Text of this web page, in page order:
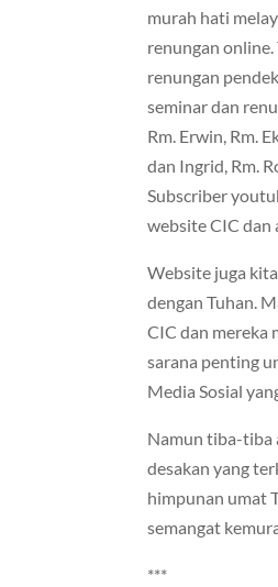
murah hati
renungan
renungan
seminar dan
Rm. Erwin, Rm.
dan Ingrid, Rm.
Subscriber
website CIC dan
Website juga
dengan Tuhan.
CIC dan mereka
sarana penting
Media Sosial
Namun tiba-tiba
desakan yang
himpunan umat
semangat
***